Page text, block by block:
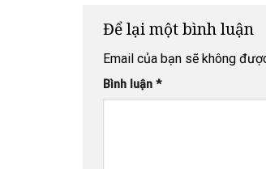
Để lại một bình luận
Email của bạn sẽ không
Bình luận *